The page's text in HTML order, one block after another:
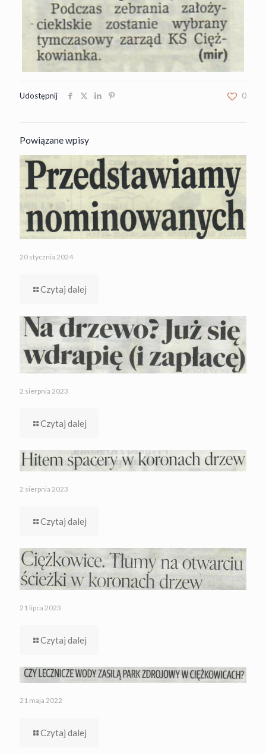
Udostępnij 0
Powiązane wpisy
20 stycznia 2024
Czytaj dalej
2 sierpnia 2023
Czytaj dalej
2 sierpnia 2023
Czytaj dalej
21 lipca 2023
Czytaj dalej
21 maja 2022
Czytaj dalej